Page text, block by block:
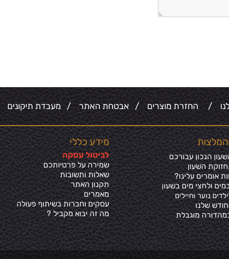
/ החזרת מוצרים / אבטחת האתר/ מעבדת תיקונים
הנכון עבורכם
השעון
אומרים עלינו?
ולחצי מים בשעון
נוער וחיילים
שלנו
מוגבלת
מידע כללי
לביטול עסקה
שמירה על פרטיותכם
שאלות ותשובות
תקנון האתר
מאמרים
עסקים וחברות בשיתוף פעולה
מה זה יבוא מקביל ?